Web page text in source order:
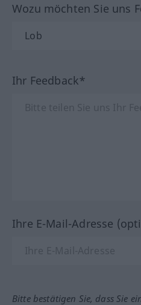
Wozu möchten Sie uns
Ihr Feedback*
Ihre E-Mail-Adresse
Bitte bestätigen Sie, dass Sie